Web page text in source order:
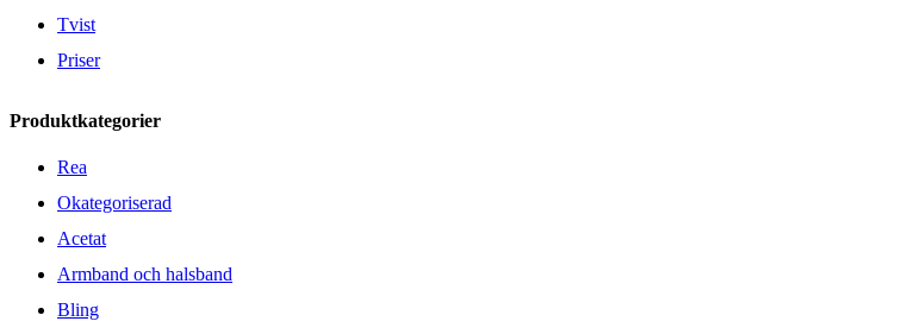
Tvist
Priser
Produktkategorier
Rea
Okategoriserad
Acetat
Armband och halsband
Bling